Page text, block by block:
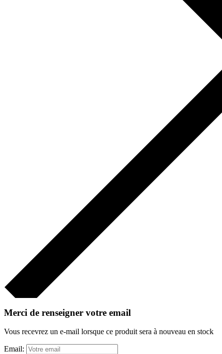
Merci de renseigner votre email
Vous recevrez un e-mail lorsque ce produit sera à nouveau en stock
Email: